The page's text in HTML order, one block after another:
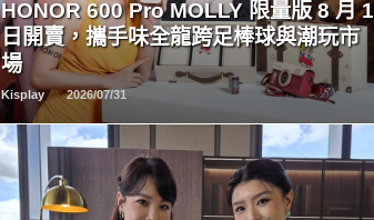
HONOR 600 Pro MOLLY 限量版 8 月 1
日開賣，攜手味全龍跨足棒球與潮玩市
場
Kisplay 2026/07/31